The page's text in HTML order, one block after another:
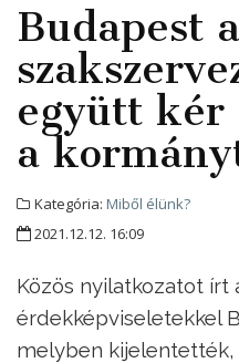
Budapest a
együtt kér
a
Kategória: Miből élünk?
2021.12.12. 16:09
Közös nyilatkozatot írt
érdekképviseletekkel
melyben kijelentették,